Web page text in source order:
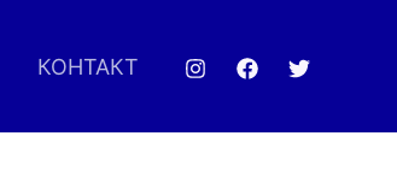
КОНТАКТ